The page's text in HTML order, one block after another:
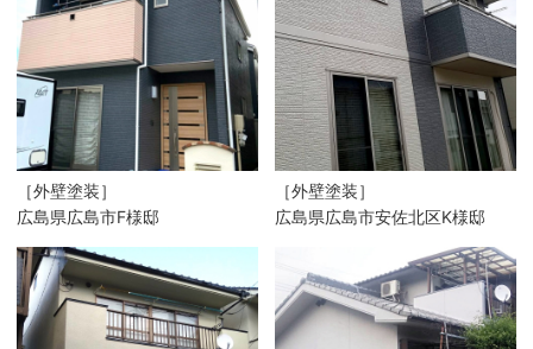
［外壁塗装］
広島県広島市F様邸
［外壁塗装］
広島県広島市安佐北区K様邸